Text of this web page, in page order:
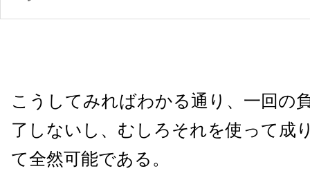
こうしてみればわかる通り、一回の
了しないし、むしろそれを使って成
て全然可能である。